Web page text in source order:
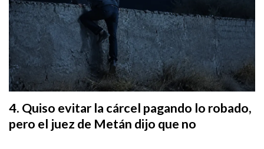
Quiso evitar la cárcel pagando lo robado,
pero el juez de Metán dijo que no